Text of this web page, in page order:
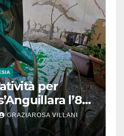
per
l’8
Museo
GRAZIAROSA VILLANI